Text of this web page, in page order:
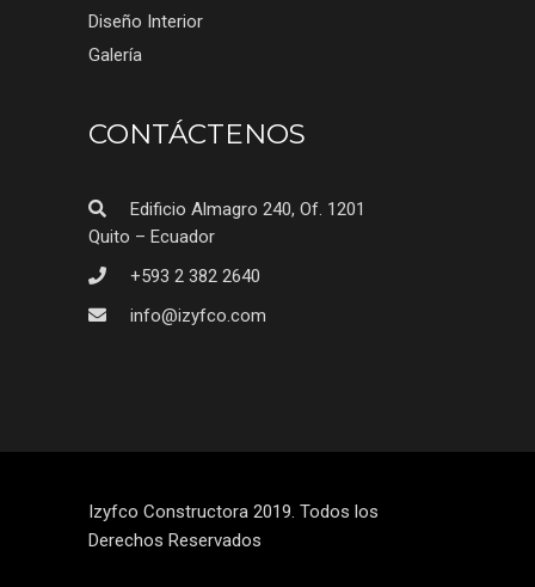
Diseño Interior
Galería
CONTÁCTENOS
Edificio Almagro 240, Of. 1201
Quito – Ecuador
+593 2 382 2640
info@izyfco.com
Izyfco Constructora 2019. Todos los
Derechos Reservados